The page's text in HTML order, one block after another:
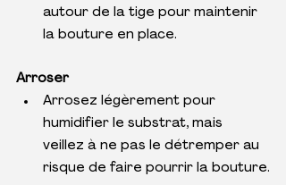
autour de la tige pour maintenir
la bouture en place.
Arroser
Arrosez légèrement pour
humidifier le substrat, mais
veillez à ne pas le détremper au
risque de faire pourrir la bouture.